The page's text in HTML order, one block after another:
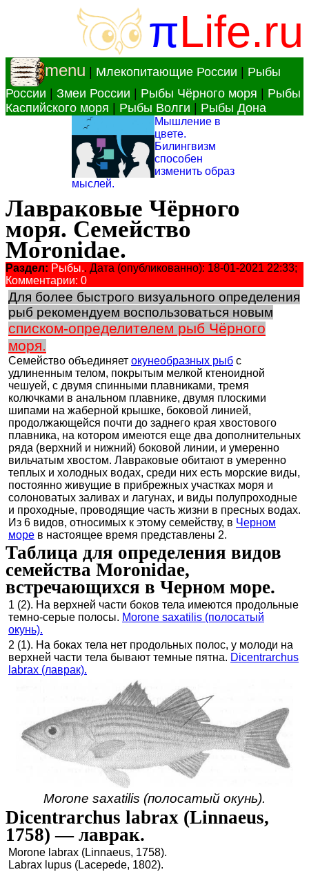
πLife.ru
menu Млекопитающие России
Рыбы
России
Змеи России Рыбы Чёрного моря
Рыбы
Каспийского моря
Рыбы Волги Рыбы Дона
Мышление в
цвете.
Билингвизм
способен
изменить образ
мыслей.
Лавраковые Чёрного
моря. Семейство
Moronidae.
Раздел: Рыбы.. Дата (опубликованно): 18-01-2021 22:33;
Комментарии: 0
Для более быстрого визуального определения
рыб рекомендуем воспользоваться новым
списком-определителем рыб Чёрного
моря.
Семейство объединяет окунеобразных рыб с
удлиненным телом, покрытым мелкой ктеноидной
чешуей, с двумя спинными плавниками, тремя
колючками в анальном плавнике, двумя плоскими
шипами на жаберной крышке, боковой линией,
продолжающейся почти до заднего края хвостового
плавника, на котором имеются еще два дополнительных
ряда (верхний и нижний) боковой линии, и умеренно
вильчатым хвостом. Лавраковые обитают в умеренно
теплых и холодных водах, среди них есть морские виды,
постоянно живущие в прибрежных участках моря и
солоноватых заливах и лагунах, и виды полупроходные
и проходные, проводящие часть жизни в пресных водах.
Из 6 видов, относимых к этому семейству, в Черном
море в настоящее время представлены 2.
Таблица для определения видов
семейства Moronidae,
встречающихся в Черном море.
1 (2). На верхней части боков тела имеются продольные
темно-серые полосы. Morone saxatilis (полосатый
окунь).
2 (1). На боках тела нет продольных полос, у молоди на
верхней части тела бывают темные пятна. Dicentrarchus
labrax (лаврак).
Morone saxatilis (полосатый окунь).
Dicentrarchus labrax (Linnaeus,
1758) — лаврак.
Morone labrax (Linnaeus, 1758).
Labrax lupus (Lacepede, 1802).